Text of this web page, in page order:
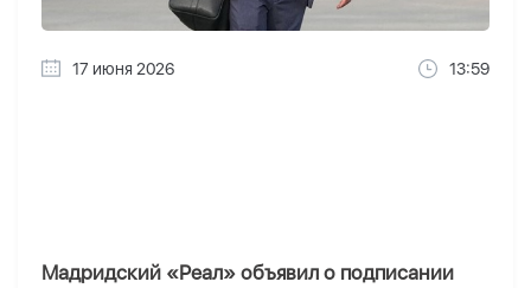
17 июня 2026 13:59
Мадридский «Реал» объявил о подписании